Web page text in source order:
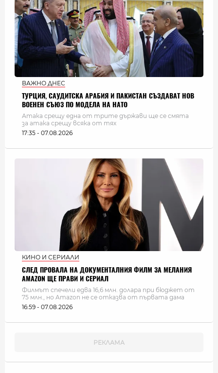
ВАЖНО ДНЕС
ТУРЦИЯ, САУДИТСКА АРАБИЯ И ПАКИСТАН СЪЗДАВАТ НОВ
ВОЕНЕН СЪЮЗ ПО МОДЕЛА НА НАТО
Атака срещу една от трите държави ще се смята
за атака срещу всяка от тях
17:35 - 07.08.2026
КИНО И СЕРИАЛИ
СЛЕД ПРОВАЛА НА ДОКУМЕНТАЛНИЯ ФИЛМ ЗА МЕЛАНИЯ
AMAZON ЩЕ ПРАВИ И СЕРИАЛ
Филмът спечели едва 16,6 млн. долара при бюджет от
75 млн., но Amazon не се отказва от първата дама
16:59 - 07.08.2026